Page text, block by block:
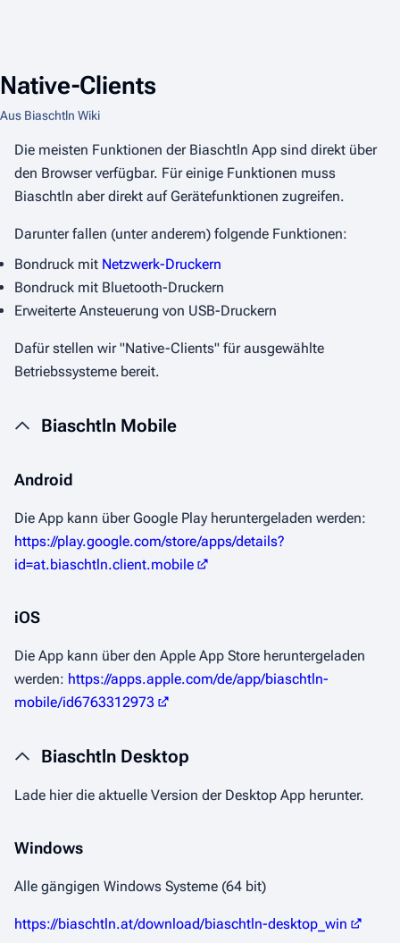
Native-Clients
Aus Biaschtln Wiki
Die meisten Funktionen der Biaschtln App sind direkt über
den Browser verfügbar. Für einige Funktionen muss
Biaschtln aber direkt auf Gerätefunktionen zugreifen.
Darunter fallen (unter anderem) folgende Funktionen:
Bondruck mit Netzwerk-Druckern
Bondruck mit Bluetooth-Druckern
Erweiterte Ansteuerung von USB-Druckern
Dafür stellen wir "Native-Clients" für ausgewählte
Betriebssysteme bereit.
Biaschtln Mobile
Android
Die App kann über Google Play heruntergeladen werden:
https://play.google.com/store/apps/details?
id=at.biaschtln.client.mobile
iOS
Die App kann über den Apple App Store heruntergeladen
werden: https://apps.apple.com/de/app/biaschtln-
mobile/id6763312973
Biaschtln Desktop
Lade hier die aktuelle Version der Desktop App herunter.
Windows
Alle gängigen Windows Systeme (64 bit)
https://biaschtln.at/download/biaschtln-desktop_win